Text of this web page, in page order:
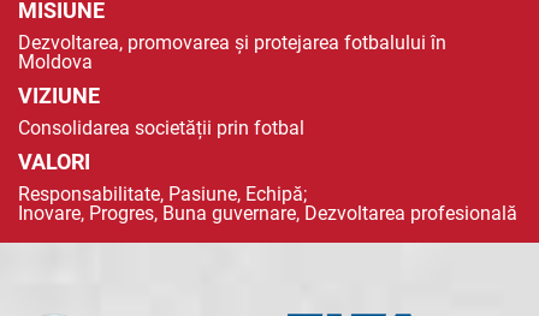
MISIUNE
Dezvoltarea, promovarea și protejarea fotbalului în
Moldova
VIZIUNE
Consolidarea societății prin fotbal
VALORI
Responsabilitate, Pasiune, Echipă;
Inovare, Progres, Buna guvernare, Dezvoltarea profesională